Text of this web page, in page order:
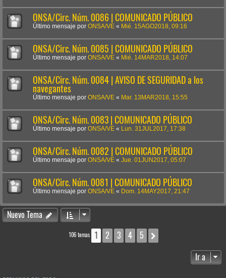
ONSA/Circ. Núm. 0086 | COMUNICADO PÚBLICO
Último mensaje por ONSA/VE « Mié. 15AGO2018, 09:16
ONSA/Circ. Núm. 0085 | COMUNICADO PÚBLICO
Último mensaje por ONSA/VE « Mié. 14MAR2018, 14:07
ONSA/Circ. Núm. 0084 | AVISO DE SEGURIDAD a los
navegantes
Último mensaje por ONSA/VE « Mar. 13MAR2018, 15:55
ONSA/Circ. Núm. 0083 | COMUNICADO PÚBLICO
Último mensaje por ONSA/VE « Lun. 31JUL2017, 17:38
ONSA/Circ. Núm. 0082 | COMUNICADO PÚBLICO
Último mensaje por ONSA/VE « Jue. 01JUN2017, 05:07
ONSA/Circ. Núm. 0081 | COMUNICADO PÚBLICO
Último mensaje por ONSA/VE « Dom. 14MAY2017, 21:47
Nuevo Tema
106 temas 1 2 3 4 5
Ir a